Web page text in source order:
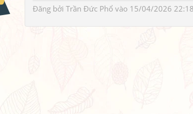
Đăng bởi Trần Đức Phổ vào 15/04/2026